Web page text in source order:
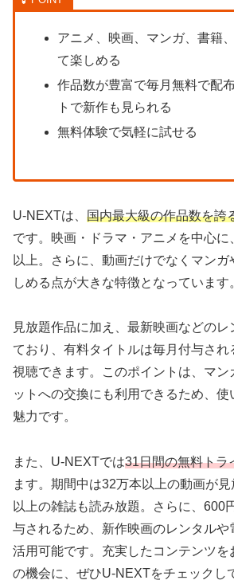
アニメ、映画、マンガ、書籍
て楽しめる
作品数が豊富で毎月無料で配
トで新作も見られる
無料体験で気軽に試せる
U-NEXTは、 国内最大級の作品数を誇
です。映画・ドラマ・アニメを中心に
以上。さらに、動画だけでなくマン
しめる点が大きな特徴となっています
見放題作品に加え、最新映画などのレ
ており、有料タイトルは毎月付与され
視聴できます。このポイントは、マン
ットへの交換にも利用できるため、使
魅力です。
また、U-NEXTでは31日間の無料トラ
ます。期間中は32万本以上の動画が
以上の雑誌も読み放題。さらに、600
与されるため、新作映画のレンタルや
活用可能です。充実したコンテンツを
の機会に、ぜひU-NEXTをチェックし